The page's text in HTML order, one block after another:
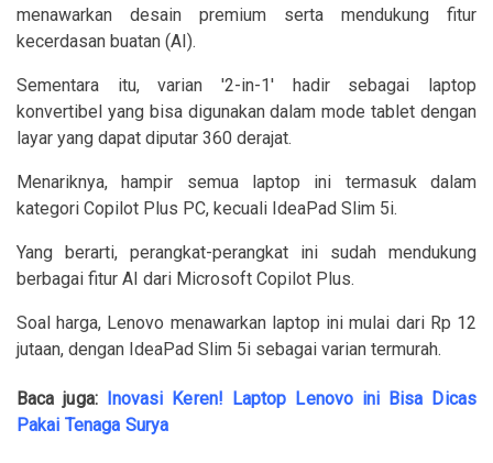
menawarkan desain premium serta mendukung fitur
kecerdasan buatan (AI).
Sementara itu, varian '2-in-1' hadir sebagai laptop
konvertibel yang bisa digunakan dalam mode tablet dengan
layar yang dapat diputar 360 derajat.
Menariknya, hampir semua laptop ini termasuk dalam
kategori Copilot Plus PC, kecuali IdeaPad Slim 5i.
Yang berarti, perangkat-perangkat ini sudah mendukung
berbagai fitur AI dari Microsoft Copilot Plus.
Soal harga, Lenovo menawarkan laptop ini mulai dari Rp 12
jutaan, dengan IdeaPad Slim 5i sebagai varian termurah.
Baca juga:
Inovasi Keren! Laptop Lenovo ini Bisa Dicas
Pakai Tenaga Surya